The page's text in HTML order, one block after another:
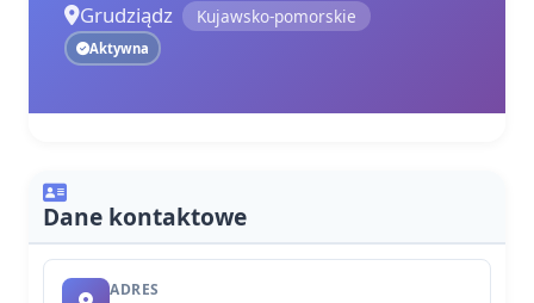
Grudziądz Kujawsko-pomorskie
Aktywna
Dane kontaktowe
ADRES